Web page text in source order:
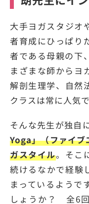
大手ヨガスタジオ
者育成にひっぱり
者である母親の下
まざまな師からヨ
解剖生理学、自然
クラスは常に人気で
そんな先生が独自
Yoga」（ファイ
ガスタイル。そこ
続けるなかで経験
まっているようで
しょうか？ 全6